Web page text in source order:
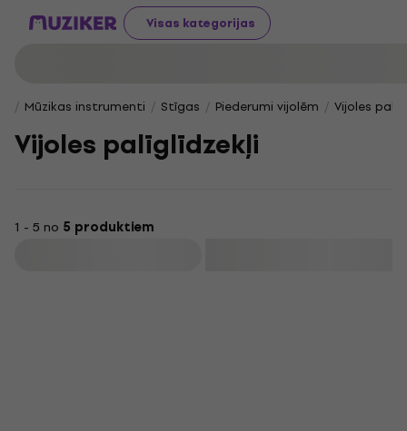
Visas kategorijas
Mūzikas instrumenti Stīgas Piederumi vijolēm Vijoles
Vijoles palīglīdzekļi
1 - 5 no 5 produktiem